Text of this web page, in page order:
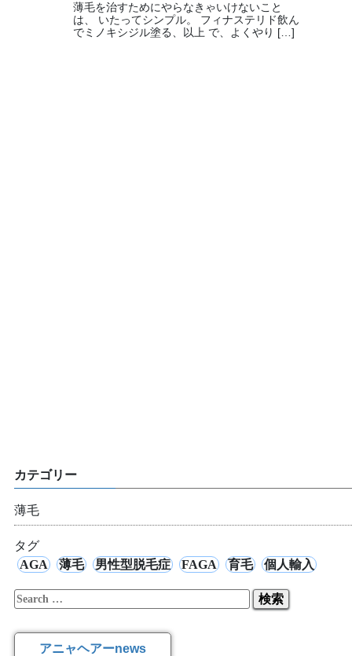
薄毛を治すためにやらなきゃいけないこと
は、 いたってシンプル。 フィナステリド飲ん
でミノキシジル塗る、以上 で、よくやり […]
カテゴリー
薄毛
タグ
AGA
薄毛 男性型脱毛症 FAGA 育毛
個人輸入
索:
アニャヘアーnews